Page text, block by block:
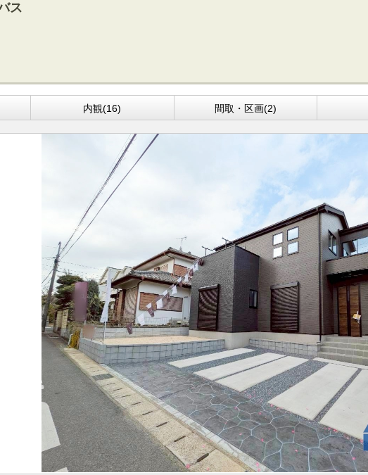
ス
内観(16) 間取・区画(2)